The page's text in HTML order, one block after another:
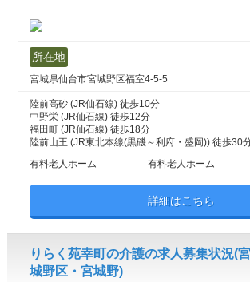
所在地
宮城県仙台市宮城野区福室4-5-5
陸前高砂 (JR仙石線) 徒歩10分
中野栄 (JR仙石線) 徒歩12分
福田町 (JR仙石線) 徒歩18分
陸前山王 (JR東北本線(黒磯～利府・盛岡)) 徒歩30
有料老人ホーム
有料老人ホーム
詳細はこちら
りらく苑幸町の介護の求人募集状況(
城野区・宮城野)